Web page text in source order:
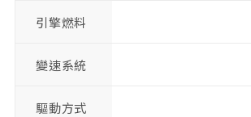
引擎燃料
變速系統
驅動方式